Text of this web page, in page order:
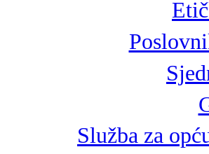
Služba za